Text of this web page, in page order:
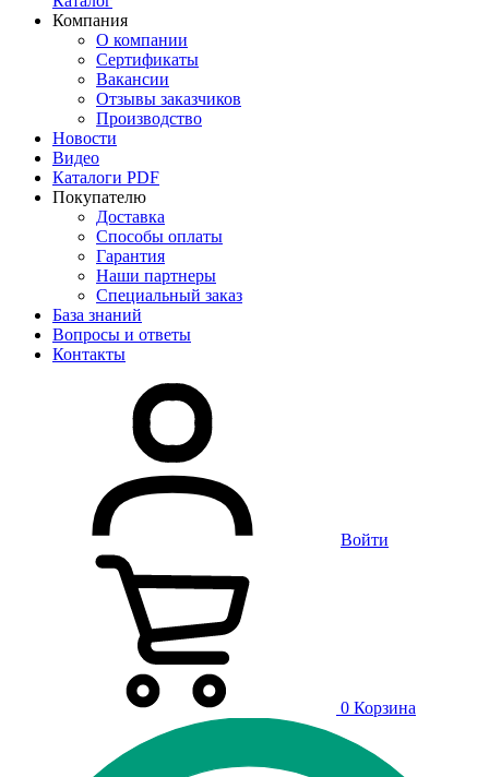
Компания
О компании
Сертификаты
Вакансии
Отзывы заказчиков
Производство
Новости
Видео
Каталоги PDF
Покупателю
Доставка
Способы оплаты
Гарантия
Наши партнеры
Специальный заказ
База знаний
Вопросы и ответы
Контакты
Войти
0 Корзина